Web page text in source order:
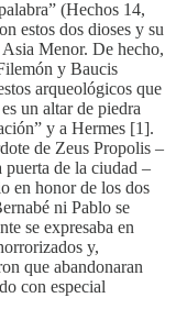
(Hechos 14,
estos dos dioses y su
Menor. De hecho,
y Baucis
arqueológicos que
un altar de piedra
y a Hermes [1].
de Zeus Propolis –
puerta de la ciudad –
en honor de los dos
ni Pablo se
se expresaba en
y,
que abandonaran
con especial